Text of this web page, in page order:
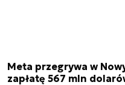
Meta przegrywa w
zapłatę 567 mln